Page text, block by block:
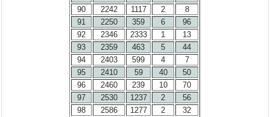
90
2242 1117 2
8
91
2250 359 6
96
92
2346 2333 1
13
93
2359 463 5
44
94
2403 599 4
7
95
2410 59 40
50
96
2460 239 10
70
97
2530 1237 2
56
98
2586 1277 2
32